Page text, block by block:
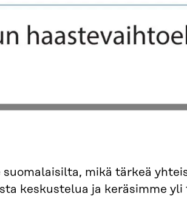
suomalaisilta, mikä tärkeä
keskustelua ja keräsimme